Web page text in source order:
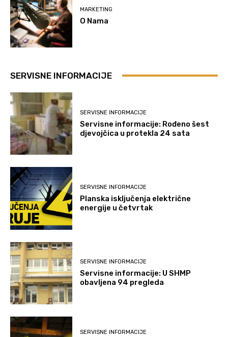
MARKETING
O Nama
SERVISNE INFORMACIJE
SERVISNE INFORMACIJE
Servisne informacije: Rođeno šest
djevojčica u protekla 24 sata
SERVISNE INFORMACIJE
Planska isključenja električne
energije u četvrtak
SERVISNE INFORMACIJE
Servisne informacije: U SHMP
obavljena 94 pregleda
SERVISNE INFORMACIJE